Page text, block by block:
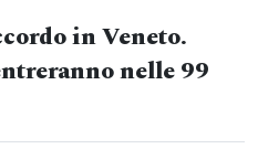
in Veneto.
nelle 99